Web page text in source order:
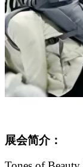
展会简介：